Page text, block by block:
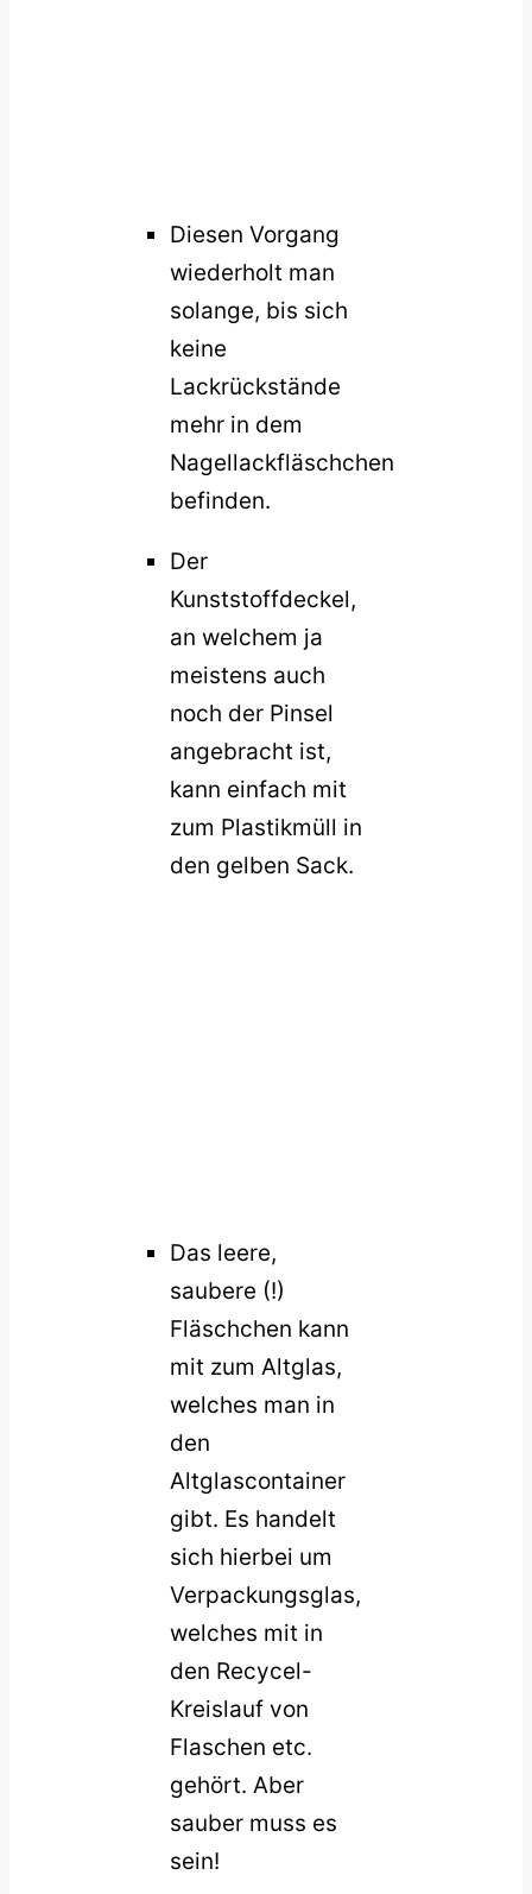
Diesen Vorgang
wiederholt man
solange, bis sich
keine
Lackrückstände
mehr in dem
Nagellackfläschchen
befinden.
Der
Kunststoffdeckel,
an welchem ja
meistens auch
noch der Pinsel
angebracht ist,
kann einfach mit
zum Plastikmüll in
den gelben Sack.
Das leere,
saubere (!)
Fläschchen kann
mit zum Altglas,
welches man in
den
Altglascontainer
gibt. Es handelt
sich hierbei um
Verpackungsglas,
welches mit in
den Recycel-
Kreislauf von
Flaschen etc.
gehört. Aber
sauber muss es
sein!